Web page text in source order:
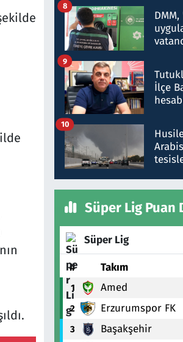
DMM,
8
İlçe
9
10
Süper Lig Puan
Süper Lig
# Takım
1 Amed
2 Erzurumspor FK
3 Başakşehir